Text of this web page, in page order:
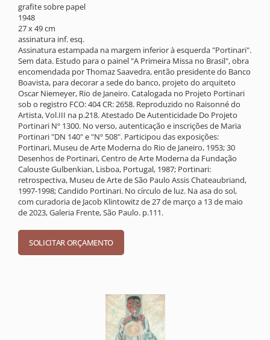
grafite sobre papel
1948
27 x 49 cm
assinatura inf. esq.
Assinatura estampada na margem inferior à esquerda "Portinari".
Sem data. Estudo para o painel "A Primeira Missa no Brasil", obra
encomendada por Thomaz Saavedra, então presidente do Banco
Boavista, para decorar a sede do banco, projeto do arquiteto
Oscar Niemeyer, Rio de Janeiro. Catalogada no Projeto Portinari
sob o registro FCO: 404 CR: 2658. Reproduzido no Raisonné do
Artista, Vol.III na p.218. Atestado De Autenticidade Do Projeto
Portinari Nº 1300. No verso, autenticação e inscrições de Maria
Portinari "DN 140" e "Nº 508". Participou das exposições:
Portinari, Museu de Arte Moderna do Rio de Janeiro, 1953; 30
Desenhos de Portinari, Centro de Arte Moderna da Fundação
Calouste Gulbenkian, Lisboa, Portugal, 1987; Portinari:
retrospectiva, Museu de Arte de São Paulo Assis Chateaubriand,
1997-1998; Candido Portinari. No círculo de luz. Na asa do sol,
com curadoria de Jacob Klintowitz de 27 de março a 13 de maio
de 2023, Galeria Frente, São Paulo. p.111.